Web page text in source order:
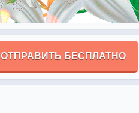
ОТПРАВИТЬ БЕСПЛАТНО